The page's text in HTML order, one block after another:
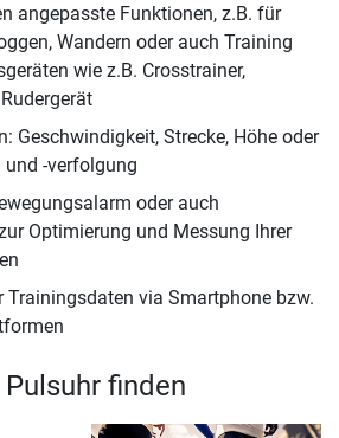
angepasste Funktionen, z.B. für
Wandern oder auch Training
wie z.B. Crosstrainer,
Geschwindigkeit, Strecke, Höhe oder
-verfolgung
oder auch
Optimierung und Messung Ihrer
Trainingsdaten via Smartphone bzw.
finden